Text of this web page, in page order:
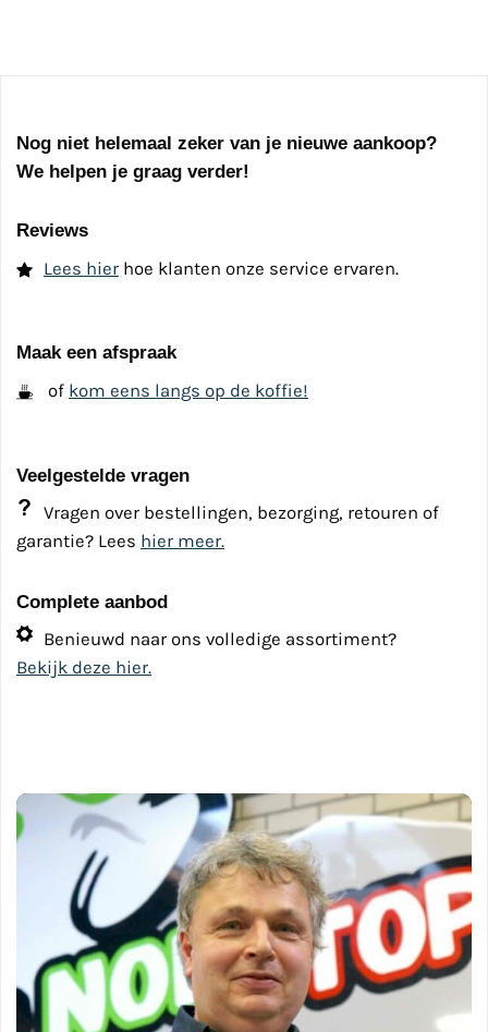
Nog niet helemaal zeker van je nieuwe aankoop?
We helpen je graag verder!
Reviews
Lees hier hoe klanten onze service ervaren.
Maak een afspraak
of kom eens langs op de koffie!
Veelgestelde vragen
Vragen over bestellingen, bezorging, retouren of
garantie? Lees hier meer.
Complete aanbod
Benieuwd naar ons volledige assortiment?
Bekijk deze hier.